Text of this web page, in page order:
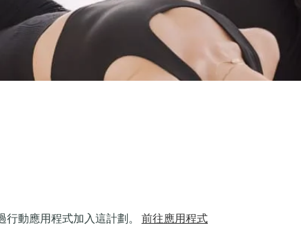
行動應用程式加入這計劃。 前往應用程式